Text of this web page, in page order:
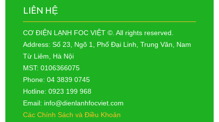
LIÊN HỆ
CƠ ĐIỆN LẠNH FOC VIỆT ©. All rights reserved.
Address: Số 23, Ngõ 1, Phố Đại Linh, Trung Văn, Nam
Từ Liêm, Hà Nội
MST: 0106366075
Phone: 04 3839 0745
Hotline: 0923 199 968
Email: info@dienlanhfocviet.com
Các Chính Sách và Điều Khoản